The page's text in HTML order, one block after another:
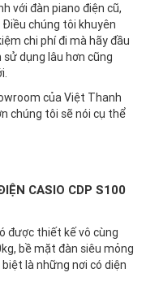
với đàn piano điện cũ,
chúng tôi khuyên
chi phí đi mà hãy đầu
dụng lâu hơn cũng
của Việt Thanh
chúng tôi sẽ nói cụ thể
CASIO CDP S100
được thiết kế vô cùng
bề mặt đàn siêu mỏng
là những nơi có diện